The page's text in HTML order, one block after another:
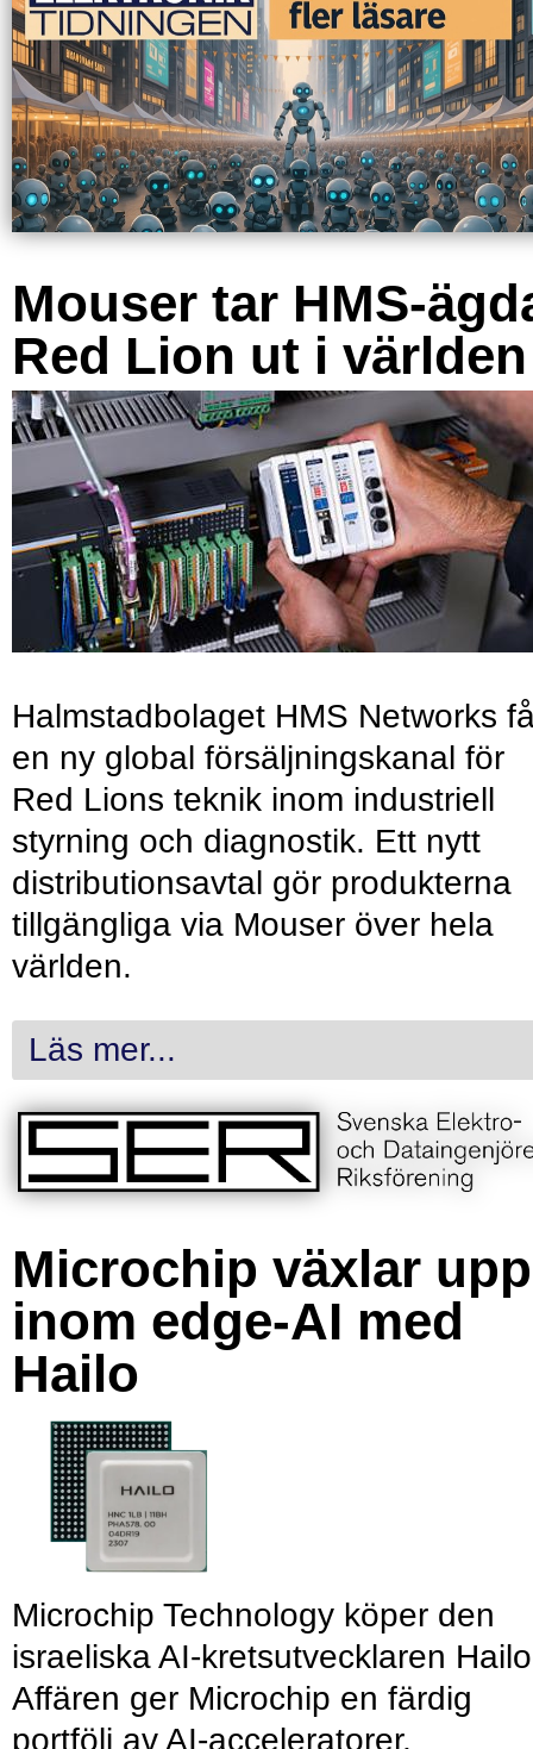
Mouser tar HMS-
Red Lion ut i världen
Halmstadbolaget HMS Networks
en ny global försäljningskanal för
Red Lions teknik inom industriell
styrning och diagnostik. Ett nytt
distributionsavtal gör produkterna
tillgängliga via Mouser över hela
världen.
Läs mer...
Microchip växlar upp
inom edge-AI med
Hailo
Microchip Technology köper den
israeliska AI-kretsutvecklaren
Affären ger Microchip en färdig
portfölj av AI-acceleratorer,